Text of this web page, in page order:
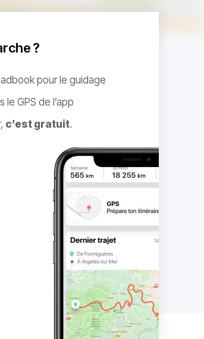
?
pour le guidage
le GPS de l’app
c’est gratuit.